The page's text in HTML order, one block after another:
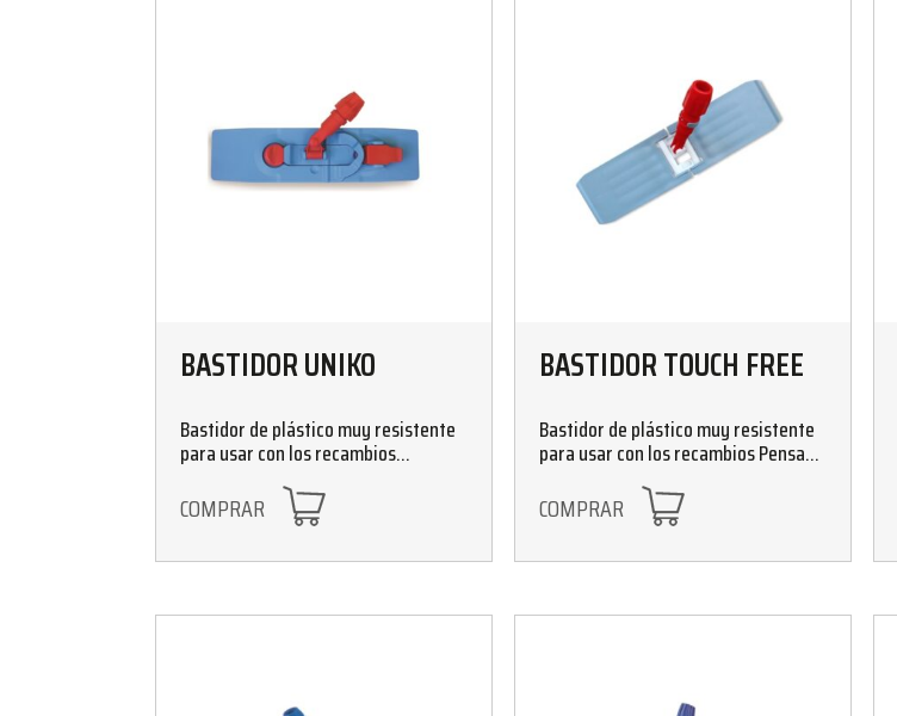
BASTIDOR UNIKO
Bastidor de plástico muy resistente
para usar con los recambios
Micromop Petaca. Tamaño: 40cm x
11cm
COMPRAR
BASTIDOR TOUCH FREE
Bastidor de plástico muy resistente
para usar con los recambios Pensado
para trabajar con las mopas
Micronet y Micromop Petaca.
Tamaños 40x11 cm
COMPRAR